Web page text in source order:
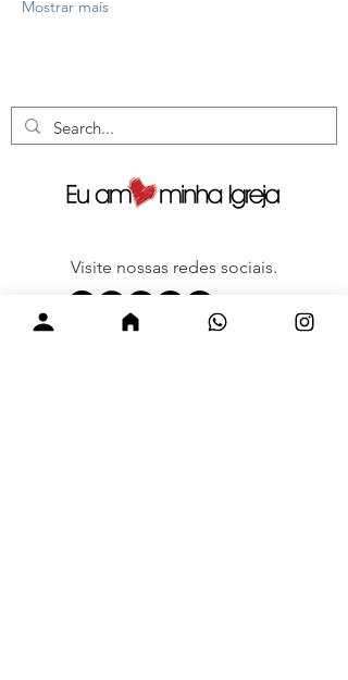
Mostrar mais
Visite nossas redes sociais.